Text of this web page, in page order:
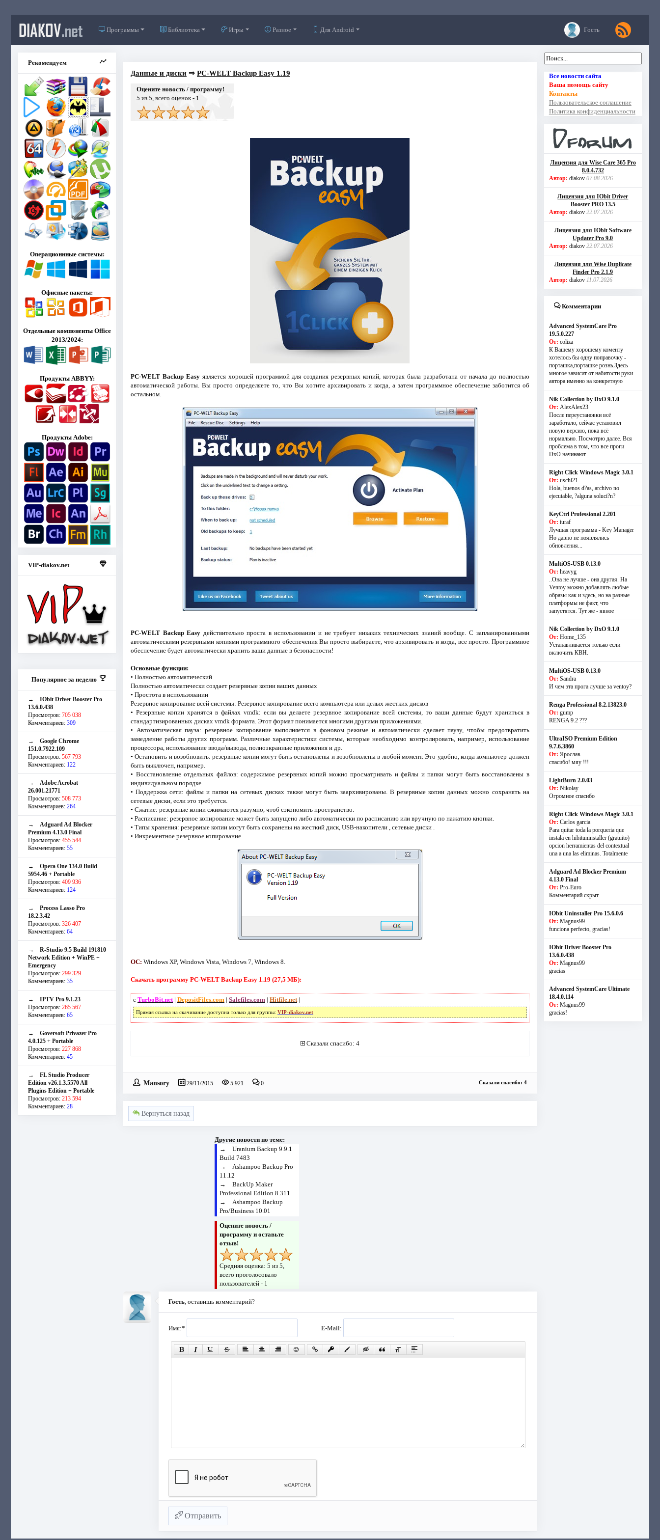
DIAKOV.net Программы Библиотека Игры Разное Для Android Гость
Рекомендуем
Операционнные системы:
Офисные пакеты:
Отдельные компоненты Office
2013/2024:
Продукты ABBYY:
Продукты Adobe:
VIP-diakov.net
Популярное за неделю
→ IObit Driver Booster Pro
13.6.0.438
Просмотров: 705 038
Комментариев: 309
→ Google Chrome
151.0.7922.109
Просмотров: 567 793
Комментариев: 122
→ Adobe Acrobat
26.001.21771
Просмотров: 508 773
Комментариев: 264
→ Adguard Ad Blocker
Premium 4.13.0 Final
Просмотров: 455 544
Комментариев: 55
→ Opera One 134.0 Build
5954.46 + Portable
Просмотров: 409 936
Комментариев: 124
→ Process Lasso Pro
18.2.3.42
Просмотров: 326 407
Комментариев: 64
→ R-Studio 9.5 Build 191810
Network Edition + WinPE +
Emergency
Просмотров: 299 329
Комментариев: 35
→ IPTV Pro 9.1.23
Просмотров: 265 567
Комментариев: 65
→ Goversoft Privazer Pro
4.0.125 + Portable
Просмотров: 227 868
Комментариев: 45
→ FL Studio Producer
Edition v26.1.3.5570 All
Plugins Edition + Portable
Просмотров: 213 594
Комментариев: 28
Данные и диски⇒ PC-WELT Backup Easy 1.19
Оцените новость / программу!
5 из 5, всего оценок - 1
PC-WELT Backup Easyявляется хорошей программой для создания резервных копий, которая была разработана от начала до полностью
автоматической работы. Вы просто определяете то, что Вы хотите архивировать и когда, а затем программное обеспечение заботится об
остальном.
PC-WELT Backup Easy действительно проста в использовании и не требует никаких технических знаний вообще. С запланированными
автоматическими резервными копиями программного обеспечения Вы просто выбираете, что архивировать и когда, все просто. Программное
обеспечение будет автоматически хранить ваши данные в безопасности!
Основные функции:
• Полностью автоматический
Полностью автоматически создает резервные копии ваших данных
• Простота в использовании
Резервное копирование всей системы: Резервное копирование всего компьютера или целых жестких дисков
• Резервные копии хранятся в файлах vmdk: если вы делаете резервное копирование всей системы, то ваши данные будут храниться в
стандартизированных дисках vmdk формата. Этот формат понимается многими другими приложениями.
• Автоматическая пауза: резервное копирование выполняется в фоновом режиме и автоматически сделает паузу, чтобы предотвратить
замедление работы других программ. Различные характеристики системы, которые необходимо контролировать, например, использование
процессора, использование ввода/вывода, полноэкранные приложения и др.
• Остановить и возобновить: резервные копии могут быть остановлены и возобновлены в любой момент. Это удобно, когда компьютер должен
быть выключен, например.
• Восстановление отдельных файлов: содержимое резервных копий можно просматривать и файлы и папки могут быть восстановлены в
индивидуальном порядке.
• Поддержка сети: файлы и папки на сетевых дисках также могут быть заархивированы. В резервные копии данных можно сохранять на
сетевые диски, если это требуется.
• Сжатие: резервные копии сжимаются разумно, чтоб сэкономить пространство.
• Расписание: резервное копирование может быть запущено либо автоматически по расписанию или вручную по нажатию кнопки.
• Типы хранения: резервные копии могут быть сохранены на жесткий диск, USB-накопители , сетевые диски .
• Инкрементное резервное копирование
ОС: Windows XP, Windows Vista, Windows 7, Windows 8.
Скачать программу PC-WELT Backup Easy 1.19 (27,5 МБ):
с TurboBit.net| DepositFiles.com | Salefiles.com | Hitfile.net|
Прямая ссылка на скачивание доступна только для группы: VIP-diakov.net
Сказали спасибо: 4
Mansory 29/11/2015 5 921 0 Сказали спасибо: 4
Вернуться назад
Другие новости по теме:
→ Uranium Backup 9.9.1
Build 7483
→ Ashampoo Backup Pro
11.12
→ BackUp Maker
Professional Edition 8.311
→ Ashampoo Backup
Pro/Business 10.01
Оцените новость /
программу и оставьте
отзыв!
Средняя оценка: 5 из 5,
всего проголосовало
пользователей - 1
Гость, оставишь комментарий?
Имя:* E-Mail:
Отправить
Все новости сайта
Ваша помощь сайту
Контакты
Пользовательское соглашение
Политика конфиденциальности
Лицензия для Wise Care 365 Pro
8.0.4.732
Автор: diakov 07.08.2026
Лицензия для IObit Driver
Booster PRO 13.5
Автор: diakov 22.07.2026
Лицензия для IObit Software
Updater Pro 9.0
Автор: diakov 22.07.2026
Лицензия для Wise Duplicate
Finder Pro 2.1.9
Автор: diakov 11.07.2026
Комментарии
Advanced SystemCare Pro
19.5.0.227
От: coliza
К Вашему хорошему коменту
хотелось бы одну поправочку -
порташка,порташке рознь.Здесь
многое зависит от набитости руки
автора именно на конкретную
Nik Collection by DxO 9.1.0
От: AlexAlex23
После переустановки всё
заработало, сейчас установил
новую версию, пока всё
нормально. Посмотрю далее. Вся
проблема в том, что все проги
DxO начинают
Right Click Windows Magic 3.0.1
От: uschi21
Hola, buenos d?as, archivo no
ejecutable, ?alguna soluci?n?
KeyCtrl Professional 2.201
От: iuraf
Лучшая программа - Key Manager
Но давно не появлялись
обновления...
MultiOS-USB 0.13.0
От: heavyg
..Она не лучше - она другая. На
Ventoy можно добавлять любые
образы как и здесь, но на разные
платформы не факт, что
запустятся. Тут же - явное
Nik Collection by DxO 9.1.0
От: Home_135
Устанавливается только если
включить КВН.
MultiOS-USB 0.13.0
От: Sandra
И чем эта прога лучше за ventoy?
Renga Professional 8.2.13823.0
От: gump
RENGA 9.2 ???
UltraISO Premium Edition
9.7.6.3860
От: Ярослав
спасибо! мяу !!!
LightBurn 2.0.03
От: Nikolay
Огромное спасибо
Right Click Windows Magic 3.0.1
От: Carlos garcia
Para quitar toda la porqueria que
instala en hibituninstaller (gratuito)
opcion herramientas del contextual
una a una las eliminas. Totalmente
Adguard Ad Blocker Premium
4.13.0 Final
От: Pro-Euro
Комментарий скрыт
IObit Uninstaller Pro 15.6.0.6
От: Magnus99
funciona perfecto, gracias!
IObit Driver Booster Pro
13.6.0.438
От: Magnus99
gracias
Advanced SystemCare Ultimate
18.4.0.114
От: Magnus99
gracias!